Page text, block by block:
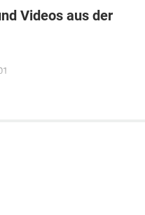
Videos aus der